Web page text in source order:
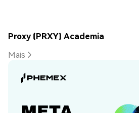
Proxy (PRXY) Academia
Mais